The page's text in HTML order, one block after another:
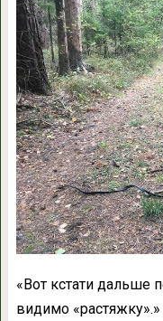
«Вот кстати дальше
видимо «растяжку».»